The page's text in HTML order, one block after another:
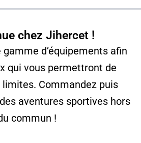
chez Jihercet !
d’équipements afin
qui vous permettront de
limites. Commandez puis
aventures sportives hors
commun !